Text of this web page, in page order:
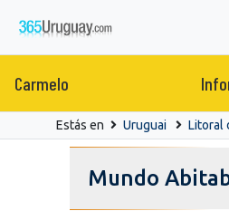
Carmelo
Estás en Uruguai Litoral
Mundo